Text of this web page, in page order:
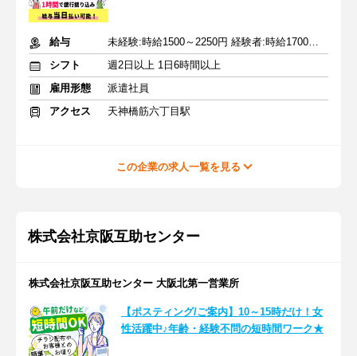
給与
未経験:時給1500～2250円 経験者:時給1700～2550円+交通費全額
シフト
週2日以上 1日6時間以上
雇用形態
派遣社員
アクセス
天神橋筋六丁目駅
この企業の求人一覧を見る
株式会社京阪互助センター
株式会社京阪互助センター 大阪北第一営業所
【ポスティング/ご案内】10～15時だけ！女
性活躍中♪年齢・経験不問の短時間ワーク★